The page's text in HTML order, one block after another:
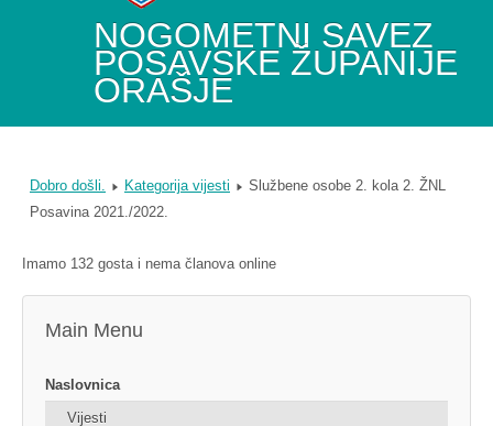
NOGOMETNI SAVEZ
POSAVSKE ŽUPANIJE
ORAŠJE
Dobro došli. Kategorija vijesti
Službene osobe 2. kola 2. ŽNL
Posavina 2021./2022.
Imamo 132 gosta i nema članova online
Main Menu
Naslovnica
Vijesti